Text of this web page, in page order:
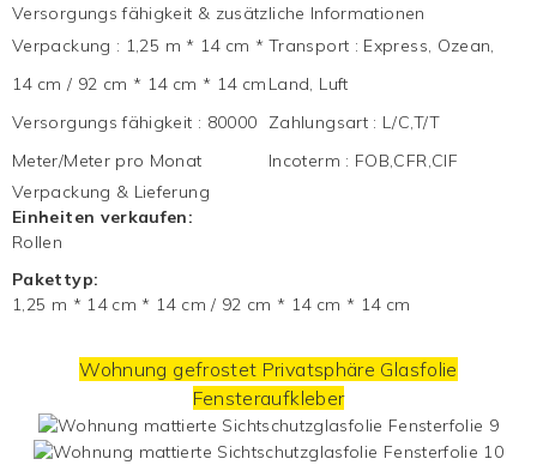
Versorgungs fähigkeit & zusätzliche Informationen
Verpackung : 1,25 m * 14 cm *
14 cm / 92 cm * 14 cm * 14 cm
Transport : Express, Ozean,
Land, Luft
Versorgungs fähigkeit : 80000
Meter/Meter pro Monat
Zahlungsart : L/C,T/T
Incoterm : FOB,CFR,CIF
Verpackung & Lieferung
Einheiten verkaufen:
Rollen
Pakettyp:
1,25 m * 14 cm * 14 cm / 92 cm * 14 cm * 14 cm
Wohnung gefrostet Privatsphäre Glasfolie
Fensteraufkleber